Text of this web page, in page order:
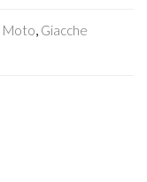
Moto, Giacche